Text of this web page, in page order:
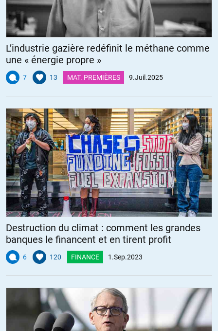
L’industrie gazière redéfinit le méthane comme
une « énergie propre »
7 13 MAT. PREMIÈRES 9.Juil.2025
Destruction du climat : comment les grandes
banques le financent et en tirent profit
6 120 FINANCE 1.Sep.2023